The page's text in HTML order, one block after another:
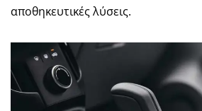
αποθηκευτικές λύσεις.